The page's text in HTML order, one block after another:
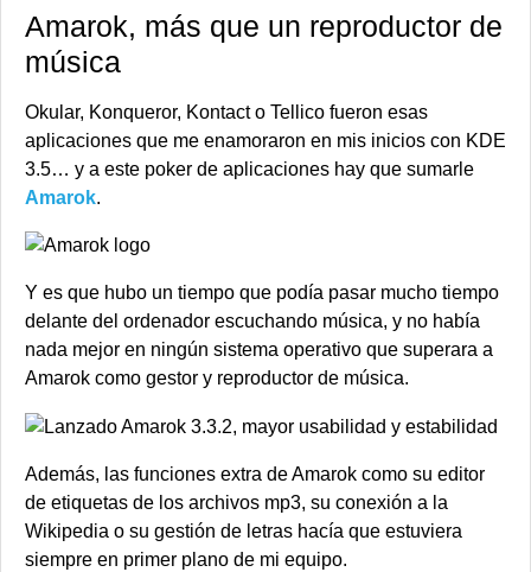
Amarok, más que un reproductor de
música
Okular, Konqueror, Kontact o Tellico fueron esas
aplicaciones que me enamoraron en mis inicios con KDE
3.5… y a este poker de aplicaciones hay que sumarle
Amarok.
Y es que hubo un tiempo que podía pasar mucho tiempo
delante del ordenador escuchando música, y no había
nada mejor en ningún sistema operativo que superara a
Amarok como gestor y reproductor de música.
Además, las funciones extra de Amarok como su editor
de etiquetas de los archivos mp3, su conexión a la
Wikipedia o su gestión de letras hacía que estuviera
siempre en primer plano de mi equipo.